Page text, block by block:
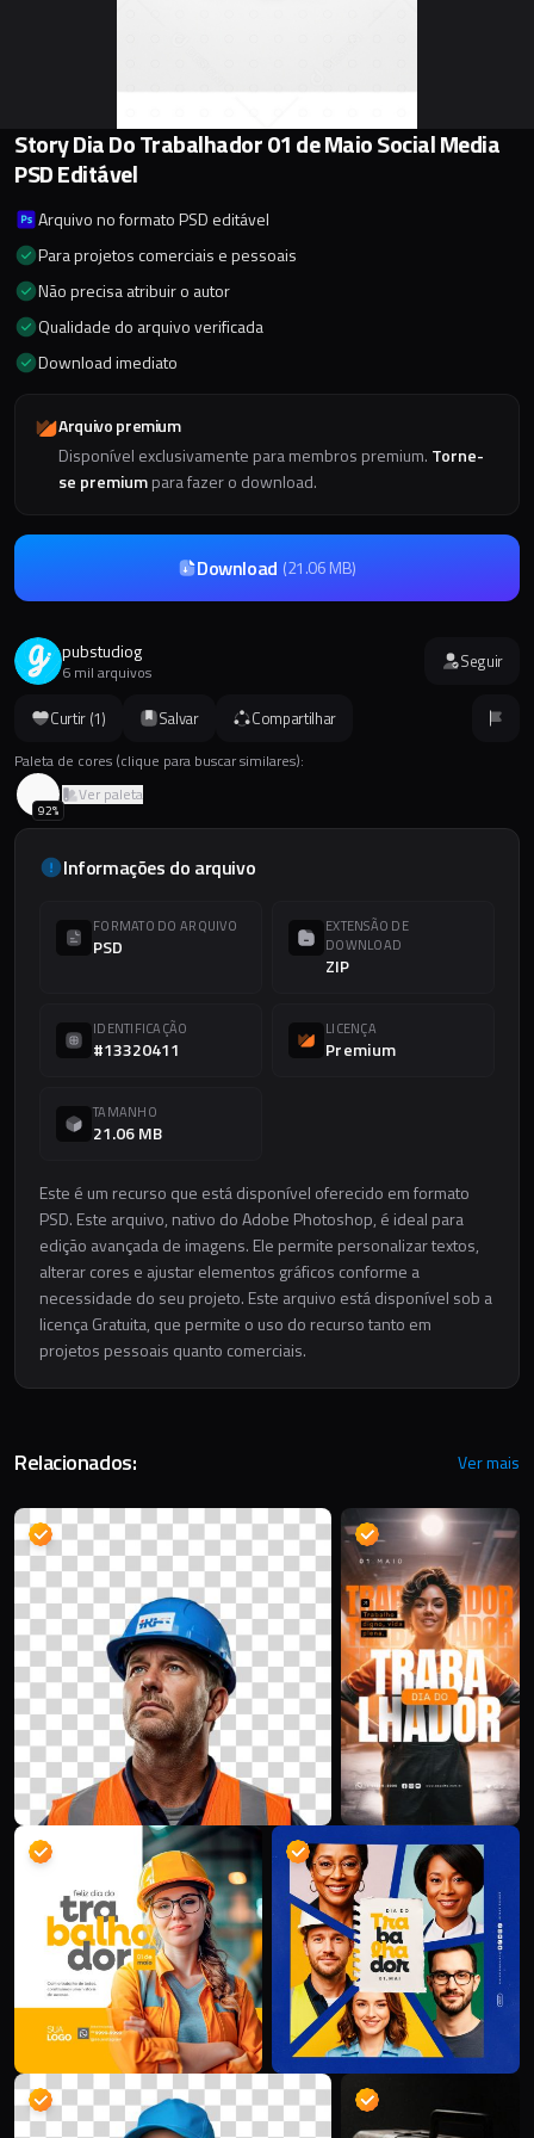
Curtir (1) Salvar Compartilhar
Paleta de cores (clique para buscar similares):
92%
Ver paleta
Informações do arquivo
FORMATO DO ARQUIVO
PSD
EXTENSÃO DE
DOWNLOAD
ZIP
IDENTIFICAÇÃO
#13320411
LICENÇA
Premium
TAMANHO
21.06 MB
Este é um recurso que está disponível oferecido em formato
PSD. Este arquivo, nativo do Adobe Photoshop, é ideal para
edição avançada de imagens. Ele permite personalizar textos,
alterar cores e ajustar elementos gráficos conforme a
necessidade do seu projeto. Este arquivo está disponível sob a
licença Gratuita, que permite o uso do recurso tanto em
projetos pessoais quanto comerciais.
Story Dia Do Trabalhador 01 de Maio Social Media
PSD Editável
Arquivo no formato PSD editável
Para projetos comerciais e pessoais
Não precisa atribuir o autor
Qualidade do arquivo verificada
Download imediato
Arquivo premium
Disponível exclusivamente para membros premium. Torne-
se premiumpara fazer o download.
Download (21.06 MB)
pubstudiog
6 mil arquivos Seguir
Relacionados: Ver mais